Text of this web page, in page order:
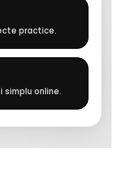
practice.
online.